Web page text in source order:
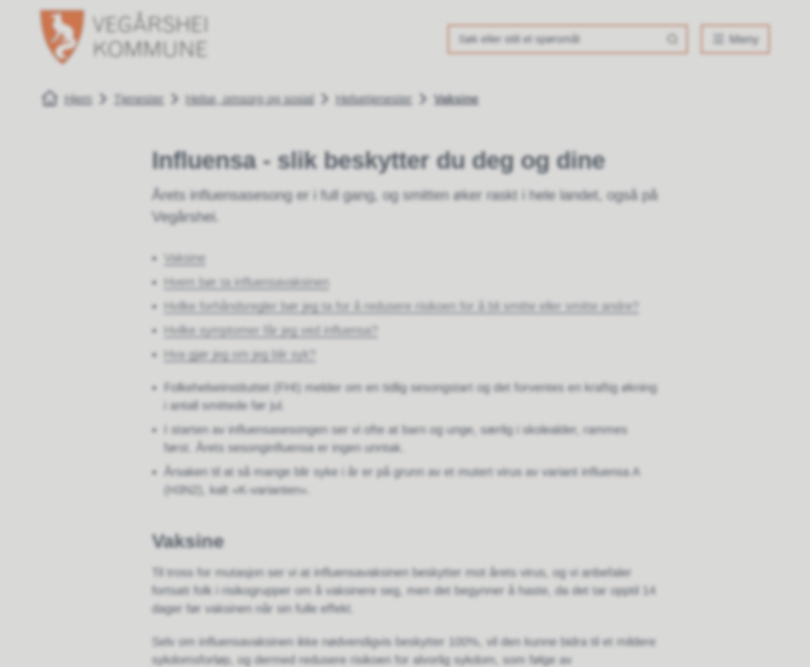
Vegårshei kommune
Meny
Du er her:
Hjem Tjenester Helse, omsorg og sosial Helsetjenester Vaksine
Influensa - slik beskytter du deg og dine
Årets influensasesong er i full gang, og smitten øker raskt i hele landet, også på
Vegårshei.
Vaksine
Hvem bør ta influensavaksinen
Hvilke forhåndsregler bør jeg ta for å redusere risikoen for å bli smitte eller smitte andre?
Hvilke symptomer får jeg ved influensa?
Hva gjør jeg om jeg blir syk?
Folkehelseinstituttet (FHI) melder om en tidlig sesongstart og det forventes en kraftig økning
i antall smittede før jul.
I starten av influensasesongen ser vi ofte at barn og unge, særlig i skolealder, rammes
først. Årets sesonginfluensa er ingen unntak.
Årsaken til at så mange blir syke i år er på grunn av et mutert virus av variant influensa A
(H3N2), kalt «K-varianten».
Vaksine
Til tross for mutasjon ser vi at influensavaksinen beskytter mot årets virus, og vi anbefaler
fortsatt folk i risikogrupper om å vaksinere seg, men det begynner å haste, da det tar opptil 14
dager før vaksinen når sin fulle effekt.
Selv om influensavaksinen ikke nødvendigvis beskytter 100%, vil den kunne bidra til et mildere
sykdomsforløp, og dermed redusere risikoen for alvorlig sykdom, som følge av